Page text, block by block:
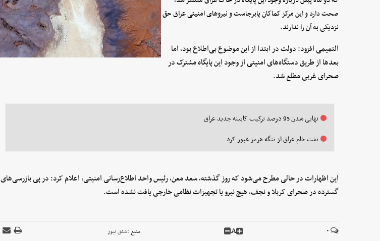
صحت دارد و این مرکز کماکان پابرجاست و نیروهای امنیتی عراق حق
نزدیکی به آن را ندارند.
التمیمی افزود: دولت در ابتدا از این موضوع بی‌اطلاع بود، اما
بعدها از طریق دستگاه‌های امنیتی از وجود این پایگاه مشترک در
صحرای غربی مطلع شد.
نهایی شدن 95 درصد ترکیب کابینه جدید عراق
نفت خام عراق از تنگه هرمز عبور کرد
این اظهارات در حالی مطرح می‌شود که روز گذشته، سعد معن، رئیس واحد اطلاع‌رسانی امنیتی، اعلام کرد: در پی بازرسی‌های
گسترده در صحرای کربلا و نجف، هیچ نیرو یا تجهیزات نظامی خارجی یافت نشده است.
۰ A منبع :شفق نیوز